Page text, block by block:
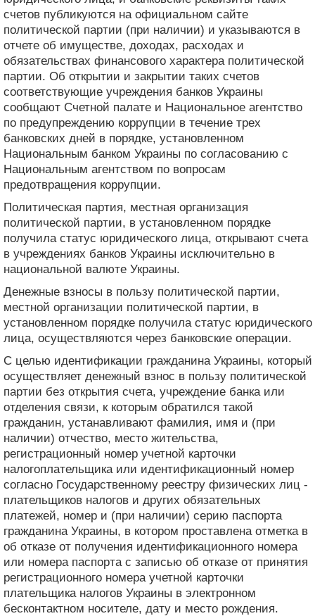
счетов публикуются на официальном сайте
политической партии (при наличии) и указываются в
отчете об имуществе, доходах, расходах и
обязательствах финансового характера политической
партии. Об открытии и закрытии таких счетов
соответствующие учреждения банков Украины
сообщают Счетной палате и Национальное агентство
по предупреждению коррупции в течение трех
банковских дней в порядке, установленном
Национальным банком Украины по согласованию с
Национальным агентством по вопросам
предотвращения коррупции.
Политическая партия, местная организация
политической партии, в установленном порядке
получила статус юридического лица, открывают счета
в учреждениях банков Украины исключительно в
национальной валюте Украины.
Денежные взносы в пользу политической партии,
местной организации политической партии, в
установленном порядке получила статус юридического
лица, осуществляются через банковские операции.
С целью идентификации гражданина Украины, который
осуществляет денежный взнос в пользу политической
партии без открытия счета, учреждение банка или
отделения связи, к которым обратился такой
гражданин, устанавливают фамилия, имя и (при
наличии) отчество, место жительства,
регистрационный номер учетной карточки
налогоплательщика или идентификационный номер
согласно Государственному реестру физических лиц -
плательщиков налогов и других обязательных
платежей, номер и (при наличии) серию паспорта
гражданина Украины, в котором проставлена ​​отметка в
об отказе от получения идентификационного номера
или номера паспорта с записью об отказе от принятия
регистрационного номера учетной карточки
плательщика налогов Украины в электронном
бесконтактном носителе, дату и место рождения.